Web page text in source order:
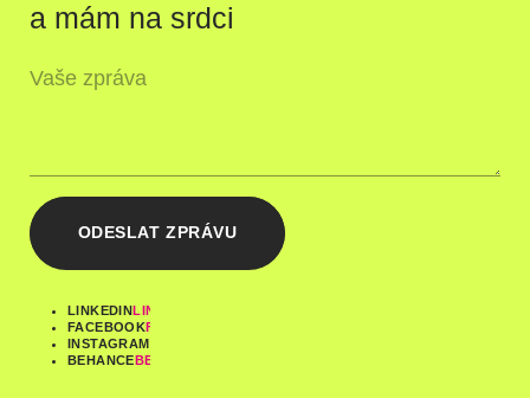
a mám na srdci
ODESLAT ZPRÁVU
LINKEDIN
FACEBOOK
INSTAGRAM
BEHANCE